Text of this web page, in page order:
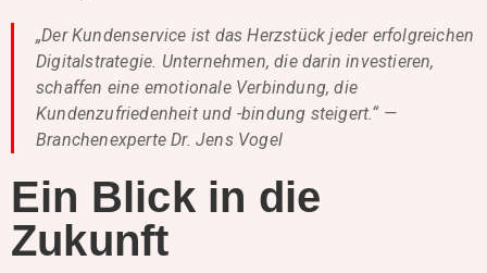
„Der Kundenservice ist das Herzstück jeder erfolgreichen
Digitalstrategie. Unternehmen, die darin investieren,
schaffen eine emotionale Verbindung, die
Kundenzufriedenheit und -bindung steigert.“ —
Branchenexperte Dr. Jens Vogel
Ein Blick in die
Zukunft